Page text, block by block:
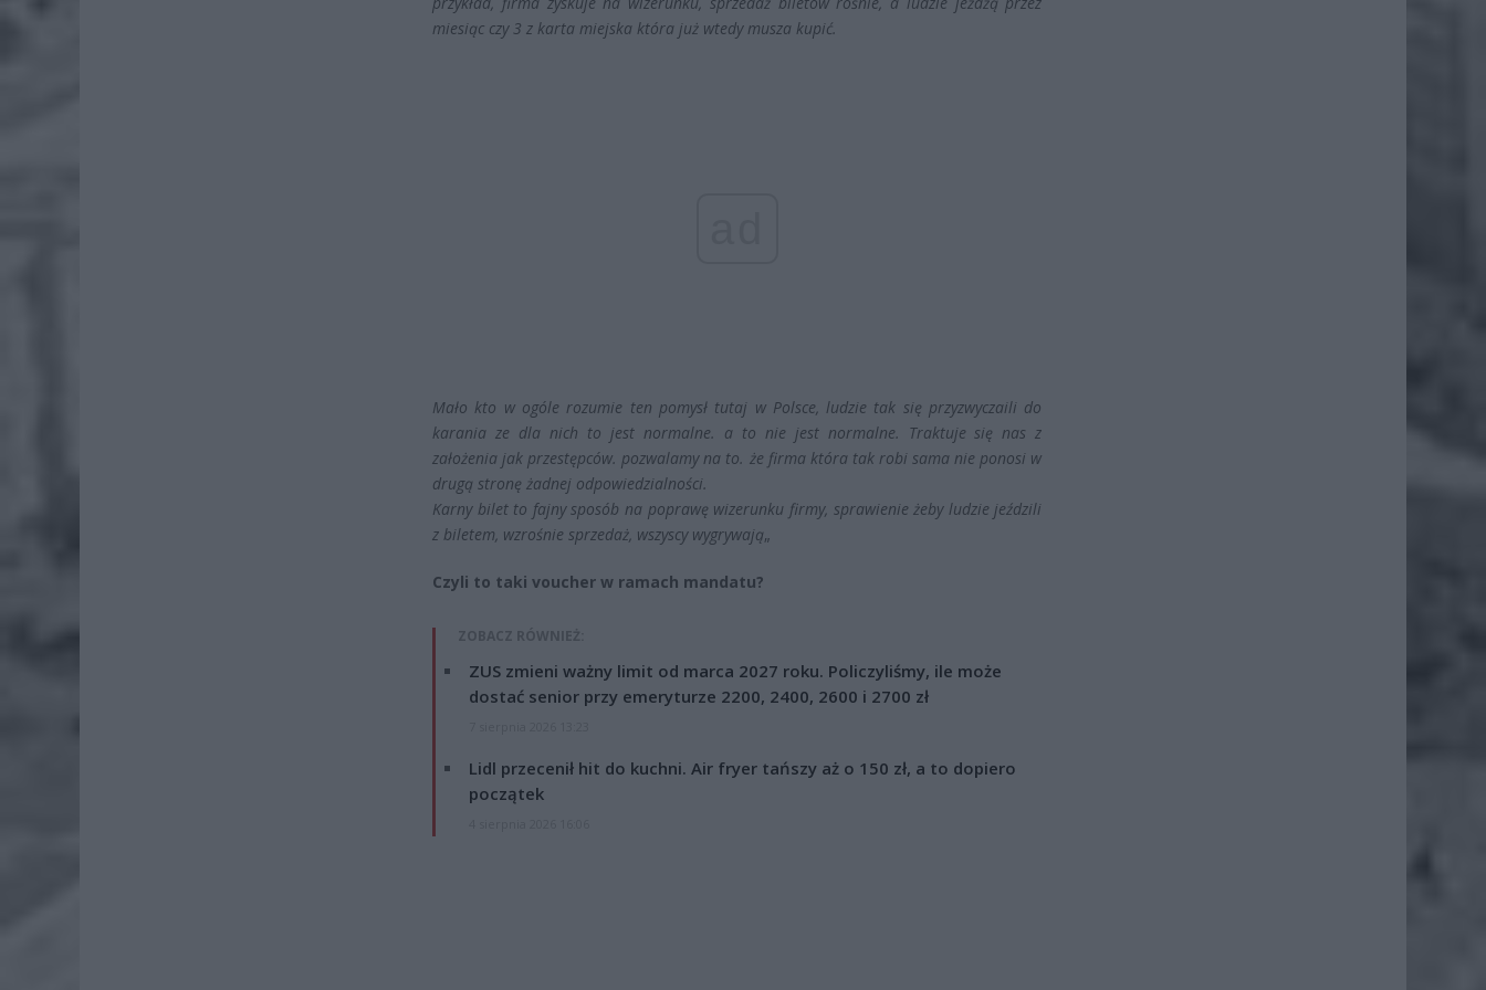
miesiąc czy 3 z karta miejska która już wtedy musza kupić.
Mało kto w ogóle rozumie ten pomysł tutaj w Polsce, ludzie tak się przyzwyczaili do
karania ze dla nich to jest normalne. a to nie jest normalne. Traktuje się nas z
założenia jak przestępców. pozwalamy na to. że firma która tak robi sama nie ponosi w
drugą stronę żadnej odpowiedzialności.
Karny bilet to fajny sposób na poprawę wizerunku firmy, sprawienie żeby ludzie jeździli
z biletem, wzrośnie sprzedaż, wszyscy wygrywają„
Czyli to taki voucher w ramach mandatu?
ZOBACZ RÓWNIEŻ:
ZUS zmieni ważny limit od marca 2027 roku. Policzyliśmy, ile może
dostać senior przy emeryturze 2200, 2400, 2600 i 2700 zł
Lidl przecenił hit do kuchni. Air fryer tańszy aż o 150 zł, a to dopiero
początek